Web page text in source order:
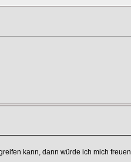
kann, dann würde ich mich freuen